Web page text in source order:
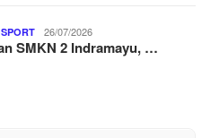
SPORT 26/07/2026
SMKN 2 Indramayu, …